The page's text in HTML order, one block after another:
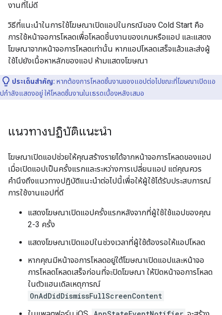
งานที่ไม่ดี
วิธีที่แนะนำในการใช้โฆษณาเปิดแอปในกรณีของ Cold Start คือ
การใช้หน้าจอการโหลดเพื่อโหลดชิ้นงานของเกมหรือแอป และแสดง
โฆษณาจากหน้าจอการโหลดเท่านั้น หากแอปโหลดเสร็จแล้วและส่งผู้
ใช้ไปยังเนื้อหาหลักของแอป ห้ามแสดงโฆษณา
ประเด็นสำคัญ: หากต้องการโหลดชิ้นงานของแอปต่อไปขณะที่โฆษณาเปิดแอ
ปกำลังแสดงอยู่ ให้โหลดชิ้นงานในเธรดเบื้องหลังเสมอ
แนวทางปฏิบัติแนะนำ
โฆษณาเปิดแอปช่วยให้คุณสร้างรายได้จากหน้าจอการโหลดของแอป
เมื่อเปิดแอปเป็นครั้งแรกและระหว่างการเปลี่ยนแอป แต่คุณควร
คำนึงถึงแนวทางปฏิบัติแนะนำต่อไปนี้เพื่อให้ผู้ใช้ได้รับประสบการณ์
การใช้งานแอปที่ดี
แสดงโฆษณาเปิดแอปครั้งแรกหลังจากที่ผู้ใช้ใช้แอปของคุณ
2-3 ครั้ง
แสดงโฆษณาเปิดแอปในช่วงเวลาที่ผู้ใช้ต้องรอให้แอปโหลด
หากคุณมีหน้าจอการโหลดอยู่ใต้โฆษณาเปิดแอปและหน้าจอ
การโหลดโหลดเสร็จก่อนที่จะปิดโฆษณา ให้ปิดหน้าจอการโหลด
ในตัวแฮนเดิลเหตุการณ์
OnAdDidDismissFullScreenContent